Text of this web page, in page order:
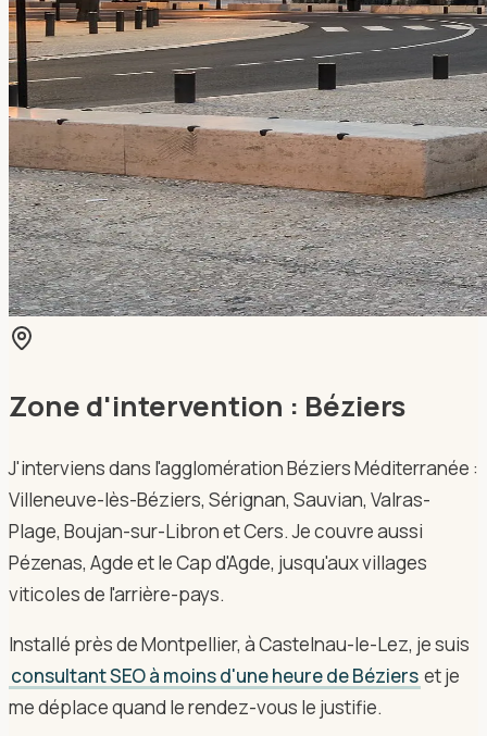
Zone d'intervention : Béziers
J'interviens dans l'agglomération Béziers Méditerranée :
Villeneuve-lès-Béziers, Sérignan, Sauvian, Valras-
Plage, Boujan-sur-Libron et Cers. Je couvre aussi
Pézenas, Agde et le Cap d'Agde, jusqu'aux villages
viticoles de l'arrière-pays.
Installé près de Montpellier, à Castelnau-le-Lez, je suis
consultant SEO à moins d'une heure de Béziers et je
me déplace quand le rendez-vous le justifie.